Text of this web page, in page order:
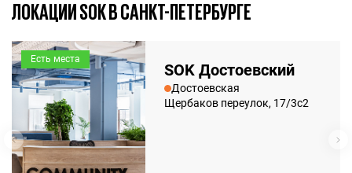
ЛОКАЦИИ SOK В САНКТ-ПЕТЕРБУРГЕ
Есть места
SOK Достоевский
Достоевская
Щербаков переулок, 17/3с2